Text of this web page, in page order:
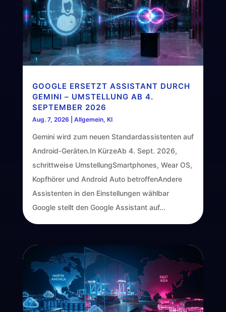
GOOGLE ERSETZT ASSISTANT DURCH
GEMINI – UMSTELLUNG AB 4.
SEPTEMBER 2026
Aug. 7, 2026 Allgemein, KI
Gemini wird zum neuen Standardassistenten auf
Android‑Geräten.In KürzeAb 4. Sept. 2026,
schrittweise UmstellungSmartphones, Wear OS,
Kopfhörer und Android Auto betroffenAndere
Assistenten in den Einstellungen wählbar
Google stellt den Google Assistant auf...